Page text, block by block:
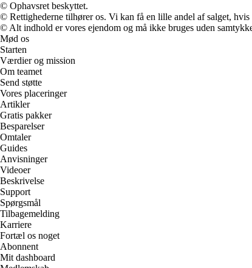
© Ophavsret beskyttet.
© Rettighederne tilhører os. Vi kan få en lille andel af salget,
© Alt indhold er vores ejendom og må ikke bruges uden
Mød os
Starten
Værdier og mission
Om teamet
Send støtte
Vores placeringer
Artikler
Gratis pakker
Besparelser
Omtaler
Guides
Anvisninger
Videoer
Beskrivelse
Support
Spørgsmål
Tilbagemelding
Karriere
Fortæl os noget
Abonnent
Mit dashboard